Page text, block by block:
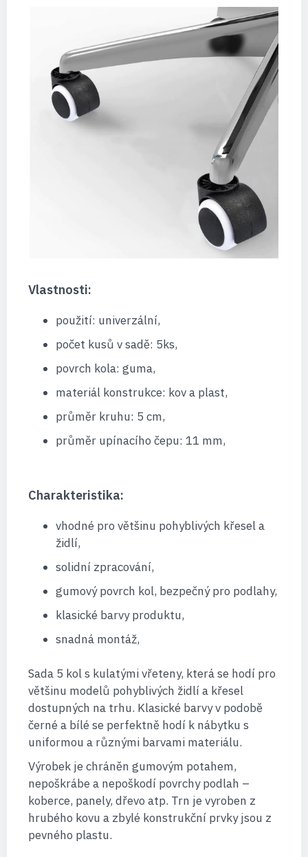
Vlastnosti:
použití: univerzální,
počet kusů v sadě: 5ks,
povrch kola: guma,
materiál konstrukce: kov a plast,
průměr kruhu: 5 cm,
průměr upínacího čepu: 11 mm,
Charakteristika:
vhodné pro většinu pohyblivých křesel a
židlí,
solidní zpracování,
gumový povrch kol, bezpečný pro podlahy,
klasické barvy produktu,
snadná montáž,
Sada 5 kol s kulatými vřeteny, která se hodí pro
většinu modelů pohyblivých židlí a křesel
dostupných na trhu. Klasické barvy v podobě
černé a bílé se perfektně hodí k nábytku s
uniformou a různými barvami materiálu.
Výrobek je chráněn gumovým potahem,
nepoškrábe a nepoškodí povrchy podlah –
koberce, panely, dřevo atp. Trn je vyroben z
hrubého kovu a zbylé konstrukční prvky jsou z
pevného plastu.